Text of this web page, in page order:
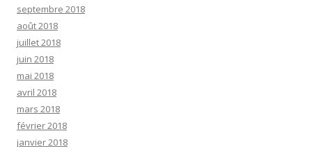
septembre 2018
août 2018
juillet 2018
juin 2018
mai 2018
avril 2018
mars 2018
février 2018
janvier 2018